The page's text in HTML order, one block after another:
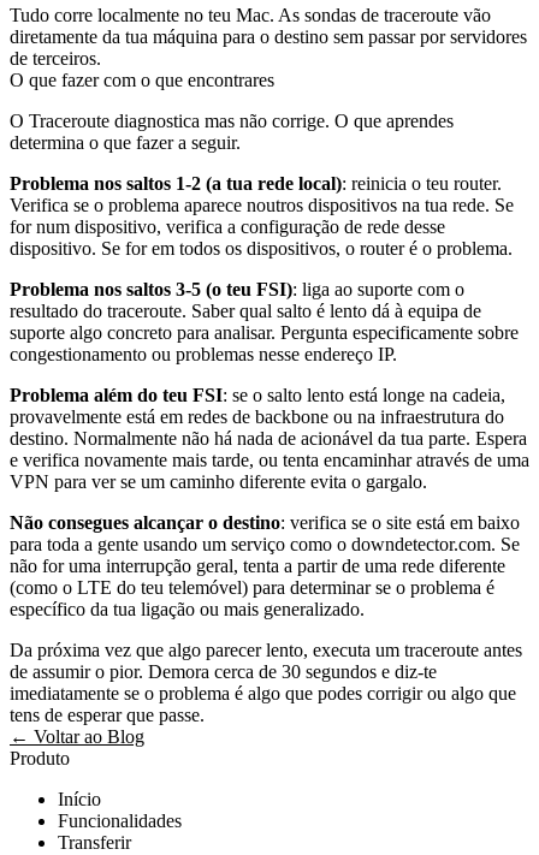
Tudo corre localmente no teu Mac. As sondas de traceroute vão
diretamente da tua máquina para o destino sem passar por servidores
de terceiros.
O que fazer com o que encontrares
O Traceroute diagnostica mas não corrige. O que aprendes
determina o que fazer a seguir.
Problema nos saltos 1-2 (a tua rede local): reinicia o teu router.
Verifica se o problema aparece noutros dispositivos na tua rede. Se
for num dispositivo, verifica a configuração de rede desse
dispositivo. Se for em todos os dispositivos, o router é o problema.
Problema nos saltos 3-5 (o teu FSI): liga ao suporte com o
resultado do traceroute. Saber qual salto é lento dá à equipa de
suporte algo concreto para analisar. Pergunta especificamente sobre
congestionamento ou problemas nesse endereço IP.
Problema além do teu FSI: se o salto lento está longe na cadeia,
provavelmente está em redes de backbone ou na infraestrutura do
destino. Normalmente não há nada de acionável da tua parte. Espera
e verifica novamente mais tarde, ou tenta encaminhar através de uma
VPN para ver se um caminho diferente evita o gargalo.
Não consegues alcançar o destino: verifica se o site está em baixo
para toda a gente usando um serviço como o downdetector.com. Se
não for uma interrupção geral, tenta a partir de uma rede diferente
(como o LTE do teu telemóvel) para determinar se o problema é
específico da tua ligação ou mais generalizado.
Da próxima vez que algo parecer lento, executa um traceroute antes
de assumir o pior. Demora cerca de 30 segundos e diz-te
imediatamente se o problema é algo que podes corrigir ou algo que
tens de esperar que passe.
← Voltar ao Blog
Produto
Início
Funcionalidades
Transferir